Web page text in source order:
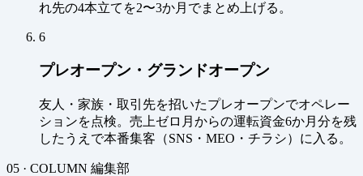
れ先の4本立てを2〜3か月でまとめ上げる。
6
プレオープン・グランドオープン
友人・家族・取引先を招いたプレオープンでオペレー
ションを点検。売上ゼロ月からの運転資金6か月分を残
したうえで本番集客（SNS・MEO・チラシ）に入る。
05 · COLUMN 編集部